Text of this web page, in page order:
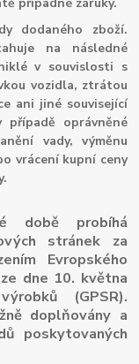
dodaného zboží.
na následné
v souvislosti s
vozidla, ztrátou
ani jiné související
oprávněné
vady, výměnu
vrácení kupní ceny
době probíhá
stránek za
Evropského
dne 10. května
(GPSR).
doplňovány a
poskytovaných